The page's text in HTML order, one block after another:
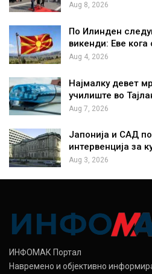
Aug 8, 2026
По Илинден
викенди: Еве кога
Aug 4, 2026
Најмалку девет
училиште во
Aug 7, 2026
Јапонија и САД
интервенција за
Aug 3, 2026
ИНФОМАК Портал
Навремено и објективно